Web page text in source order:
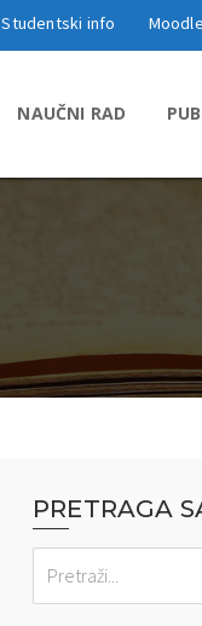
Studentski info Moodle
NAUČNI RAD
PRETRAGA